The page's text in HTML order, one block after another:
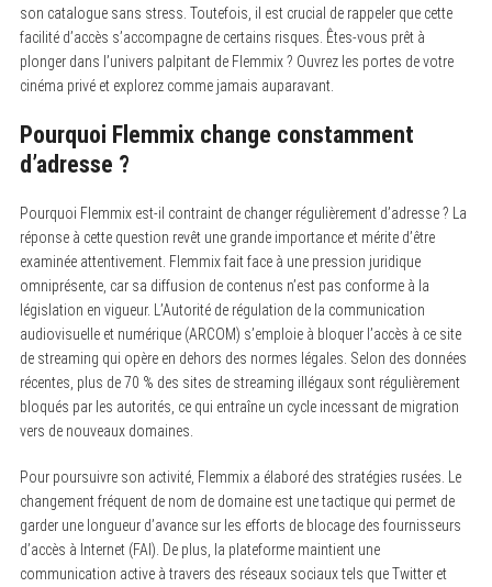
son catalogue sans stress. Toutefois, il est crucial de rappeler que cette
facilité d’accès s’accompagne de certains risques. Êtes-vous prêt à
plonger dans l’univers palpitant de Flemmix ? Ouvrez les portes de votre
cinéma privé et explorez comme jamais auparavant.
Pourquoi Flemmix change constamment
d’adresse ?
Pourquoi Flemmix est-il contraint de changer régulièrement d’adresse ? La
réponse à cette question revêt une grande importance et mérite d’être
examinée attentivement. Flemmix fait face à une pression juridique
omniprésente, car sa diffusion de contenus n’est pas conforme à la
législation en vigueur. L’Autorité de régulation de la communication
audiovisuelle et numérique (ARCOM) s’emploie à bloquer l’accès à ce site
de streaming qui opère en dehors des normes légales. Selon des données
récentes, plus de 70 % des sites de streaming illégaux sont régulièrement
bloqués par les autorités, ce qui entraîne un cycle incessant de migration
vers de nouveaux domaines.
Pour poursuivre son activité, Flemmix a élaboré des stratégies rusées. Le
changement fréquent de nom de domaine est une tactique qui permet de
garder une longueur d’avance sur les efforts de blocage des fournisseurs
d’accès à Internet (FAI). De plus, la plateforme maintient une
communication active à travers des réseaux sociaux tels que Twitter et